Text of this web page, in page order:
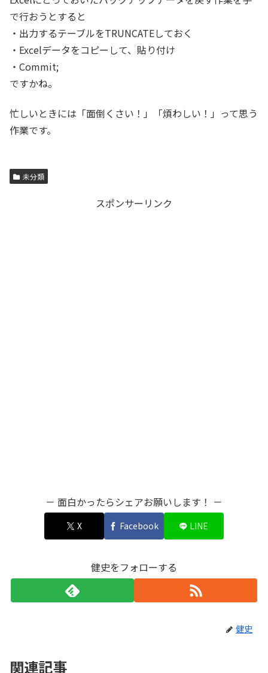
で行おうとすると
・出力するテーブルをTRUNCATEしておく
・Excelデータをコピーして、貼り付け
・Commit;
ですかね。
忙しいときには「面倒くさい！」「煩わしい！」って思う
作業です。
未分類
スポンサーリンク
－ 面白かったらシェアお願いします！ －
X Facebook LINE
健史をフォローする
健史
関連記事